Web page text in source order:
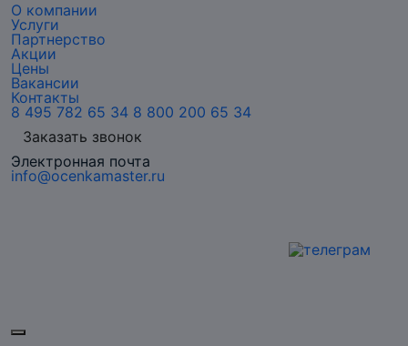
О компании
Услуги
Партнерство
Акции
Цены
Вакансии
Контакты
8 495 782 65 34 8 800 200 65 34
Заказать звонок
Электронная почта
info@ocenkamaster.ru